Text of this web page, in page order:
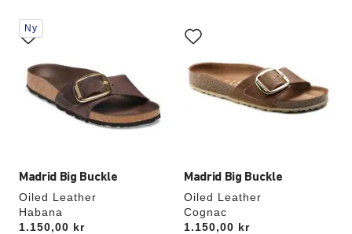
Madrid Big Buckle
Oiled Leather
Habana
Price:
1.150,00 kr
Interaktion
med
prøvefarver
opdatere
produktbilledet
Ny
Madrid Big Buckle
Oiled Leather
Cognac
Price:
1.150,00 kr
med
prøvefarver
opdatere
produktbilledet